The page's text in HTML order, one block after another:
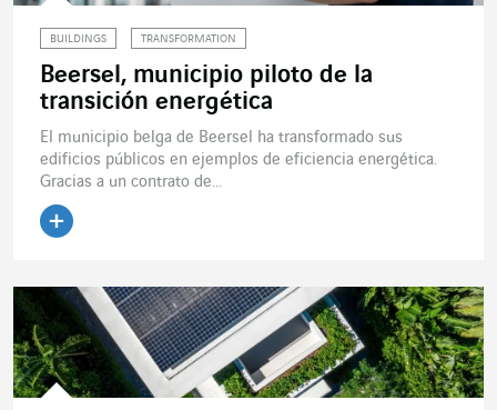
BUILDINGS TRANSFORMATION
Beersel, municipio piloto de la
transición energética
El municipio belga de Beersel ha transformado sus
edificios públicos en ejemplos de eficiencia energética.
Gracias a un contrato de...